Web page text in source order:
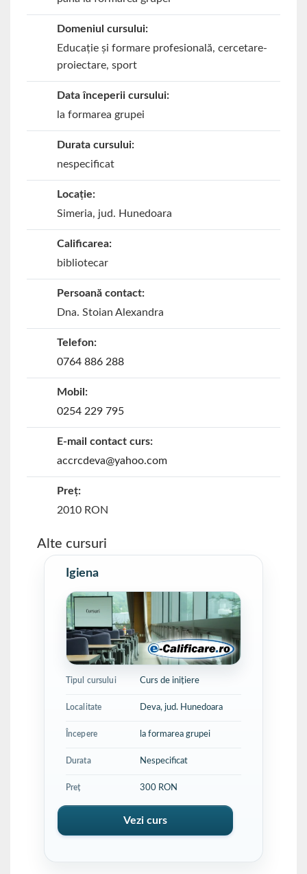
Domeniul cursului:
Educaţie şi formare profesională, cercetare-
proiectare, sport
Data începerii cursului:
la formarea grupei
Durata cursului:
nespecificat
Locație:
Simeria, jud. Hunedoara
Calificarea:
bibliotecar
Persoană contact:
Dna. Stoian Alexandra
Telefon:
0764 886 288
Mobil:
0254 229 795
E-mail contact curs:
accrcdeva@yahoo.com
Preț:
2010 RON
Alte cursuri
Igiena
Tipul cursului Curs de iniţiere
Localitate Deva, jud. Hunedoara
Începere la formarea grupei
Durata Nespecificat
Preț 300 RON
Vezi curs